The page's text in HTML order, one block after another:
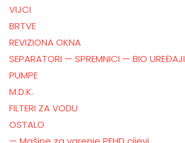
VIJCI
BRTVE
REVIZIONA OKNA
SEPARATORI — SPREMNICI — BIO UREĐAJI
PUMPE
M.D.K.
FILTERI ZA VODU
OSTALO